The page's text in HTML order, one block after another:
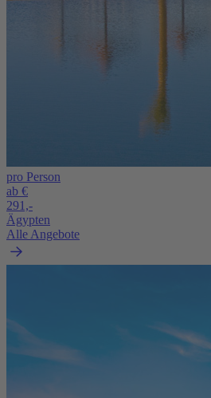
pro Person
ab €
291,-
Ägypten
Alle Angebote